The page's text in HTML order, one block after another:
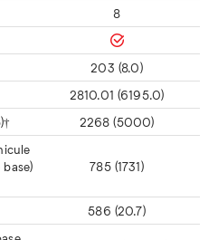
8
203 (8.0)
2810.01 (6195.0)
2268 (5000)
785 (1731)
586 (20.7)